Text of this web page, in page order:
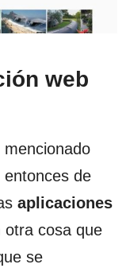
web
de
aplicaciones
otra cosa que
se